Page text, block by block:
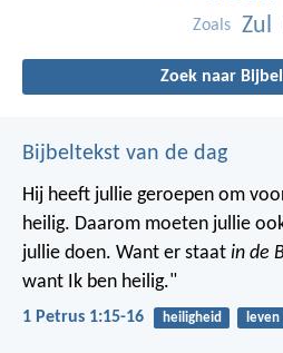
Zoals Zul
Zoek naar
Bijbeltekst van de dag
Hij heeft jullie geroepen om
heilig. Daarom moeten jullie
jullie doen. Want er staat in de
want Ik ben heilig."
1 Petrus 1:15-16 heiligheid leven